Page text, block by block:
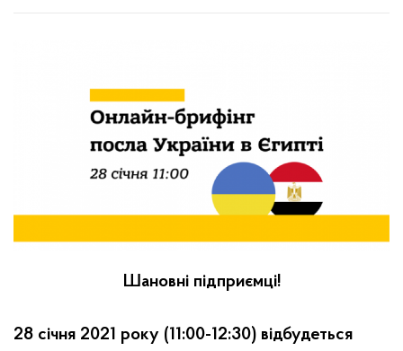
Шановні підприємці!
28 січня 2021 року (11:00-12:30) відбудеться